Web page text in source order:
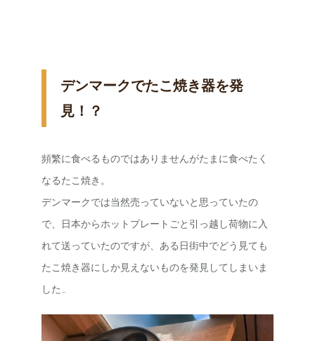
デンマークでたこ焼き器を発
見！？
頻繁に食べるものではありませんがたまに食べたく
なるたこ焼き。
デンマークでは当然売っていないと思っていたの
で、日本からホットプレートごと引っ越し荷物に入
れて送っていたのですが、ある日街中でどう見ても
たこ焼き器にしか見えないものを発見してしまいま
した…